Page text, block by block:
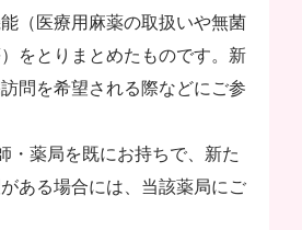
（医療用麻薬の取扱いや無菌
をとりまとめたものです。新
問を希望される際などにご参
・薬局を既にお持ちで、新た
ある場合には、当該薬局にご